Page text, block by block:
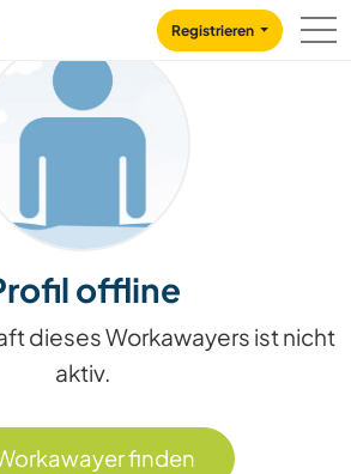
Registrieren
offline
dieses Workawayers ist nicht
aktiv.
finden